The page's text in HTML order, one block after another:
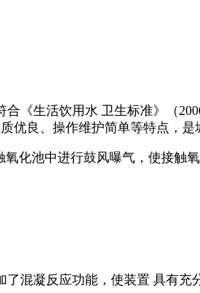
《生活饮用水 卫生标准》（
良、操作维护简单等特点，是
化池中进行鼓风曝气，使接触
混凝反应功能，使装置 具有